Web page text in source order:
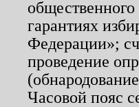
гарантиях
Федерации»;
проведение
Часовой пояс